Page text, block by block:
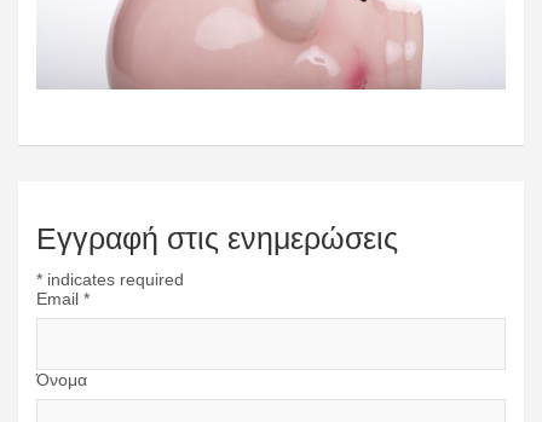
Εγγραφή στις ενημερώσεις
* indicates required
Email *
Όνομα